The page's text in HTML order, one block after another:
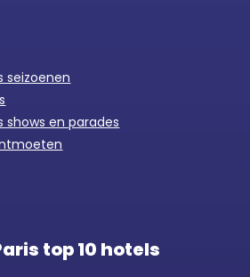
seizoenen
shows en parades
top 10 hotels